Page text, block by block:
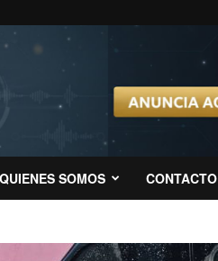
QUIENES SOMOS CONTACTO